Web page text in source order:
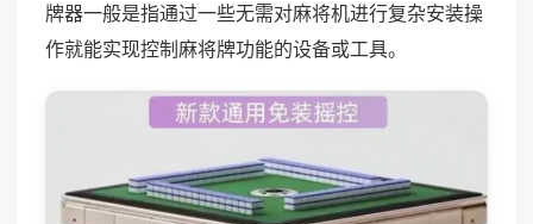
牌器一般是指通过一些无需对麻将机进行复杂安装操
作就能实现控制麻将牌功能的设备或工具。